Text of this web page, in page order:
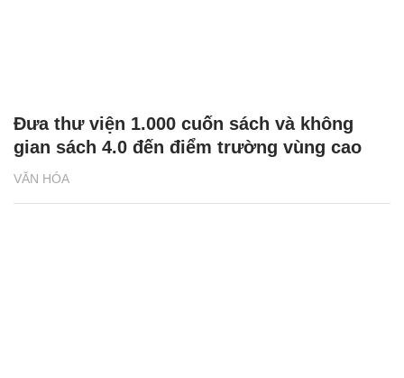
VĂN HÓA
Đưa thư viện 1.000 cuốn sách và không
gian sách 4.0 đến điểm trường vùng cao